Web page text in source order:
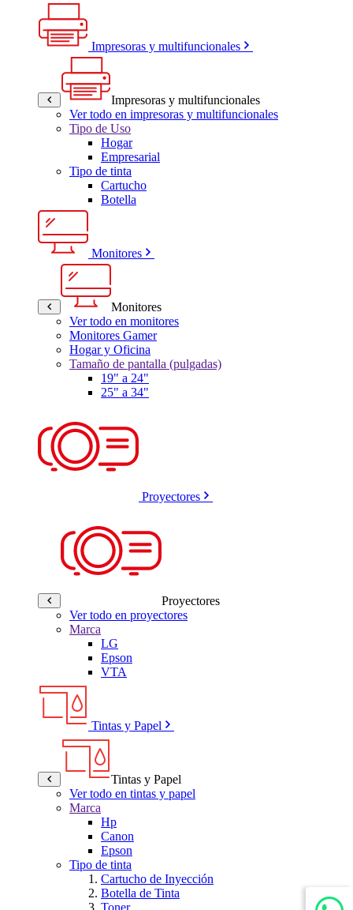
Impresoras y multifuncionales
Impresoras y multifuncionales
Ver todo en impresoras y multifuncionales
Tipo de Uso
Hogar
Empresarial
Tipo de tinta
Cartucho
Botella
Monitores
Monitores
Ver todo en monitores
Monitores Gamer
Hogar y Oficina
Tamaño de pantalla (pulgadas)
19" a 24"
25" a 34"
Proyectores
Proyectores
Ver todo en proyectores
Marca
LG
Epson
VTA
Tintas y Papel
Tintas y Papel
Ver todo en tintas y papel
Marca
Hp
Canon
Epson
Tipo de tinta
Cartucho de Inyección
Botella de Tinta
Toner